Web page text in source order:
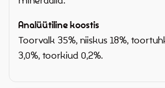
Analüütiline koostis
Toorvalk 35%, niiskus 18%,
3,0%, toorkiud 0,2%.